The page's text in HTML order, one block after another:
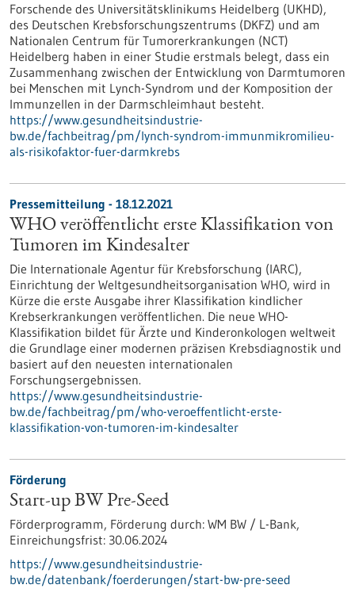
Forschende des Universitätsklinikums Heidelberg (UKHD),
des Deutschen Krebsforschungszentrums (DKFZ) und am
Nationalen Centrum für Tumorerkrankungen (NCT)
Heidelberg haben in einer Studie erstmals belegt, dass ein
Zusammenhang zwischen der Entwicklung von Darmtumoren
bei Menschen mit Lynch-Syndrom und der Komposition der
Immunzellen in der Darmschleimhaut besteht.
https://www.gesundheitsindustrie-
bw.de/fachbeitrag/pm/lynch-syndrom-immunmikromilieu-
als-risikofaktor-fuer-darmkrebs
Pressemitteilung - 18.12.2021
WHO veröffentlicht erste Klassifikation von
Tumoren im Kindesalter
Die Internationale Agentur für Krebsforschung (IARC),
Einrichtung der Weltgesundheitsorganisation WHO, wird in
Kürze die erste Ausgabe ihrer Klassifikation kindlicher
Krebserkrankungen veröffentlichen. Die neue WHO-
Klassifikation bildet für Ärzte und Kinderonkologen weltweit
die Grundlage einer modernen präzisen Krebsdiagnostik und
basiert auf den neuesten internationalen
Forschungsergebnissen.
https://www.gesundheitsindustrie-
bw.de/fachbeitrag/pm/who-veroeffentlicht-erste-
klassifikation-von-tumoren-im-kindesalter
Förderung
Start-up BW Pre-Seed
Förderprogramm, Förderung durch: WM BW / L-Bank,
Einreichungsfrist: 30.06.2024
https://www.gesundheitsindustrie-
bw.de/datenbank/foerderungen/start-bw-pre-seed